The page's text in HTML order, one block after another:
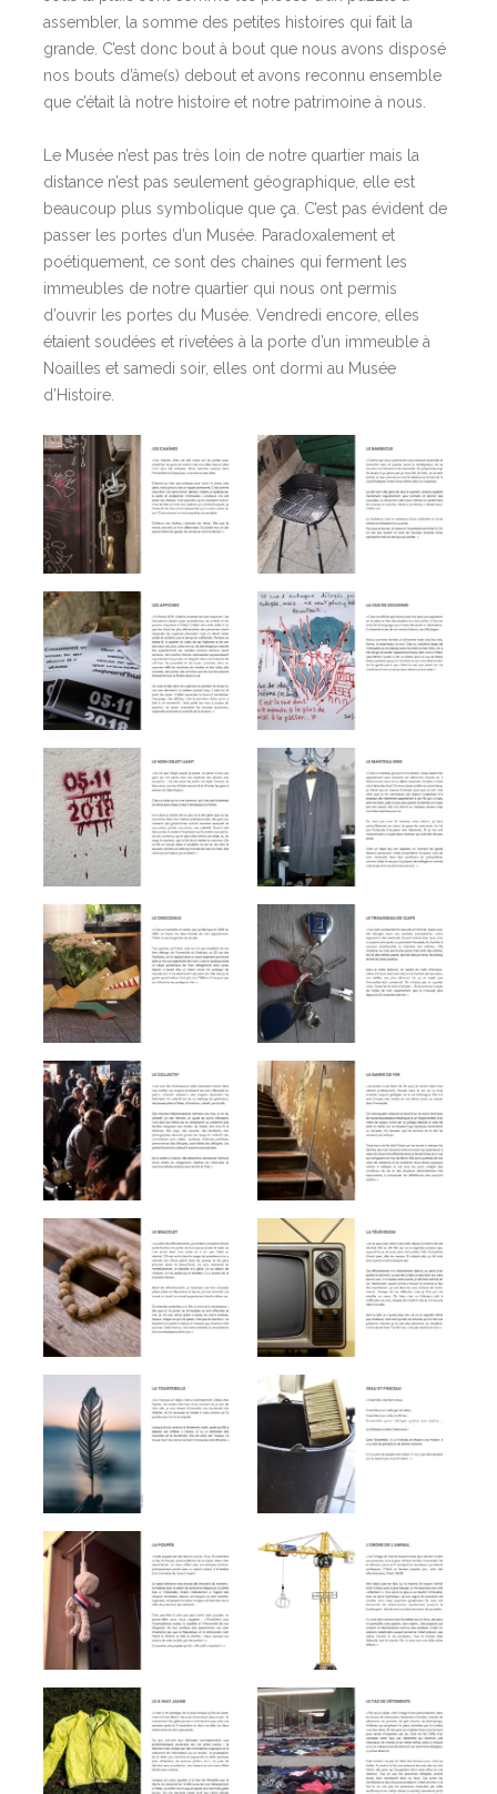
assembler, la somme des petites histoires qui fait la
grande. C’est donc bout à bout que nous avons disposé
nos bouts d’âme(s) debout et avons reconnu ensemble
que c’était là notre histoire et notre patrimoine à nous.
Le Musée n’est pas très loin de notre quartier mais la
distance n’est pas seulement géographique, elle est
beaucoup plus symbolique que ça. C’est pas évident de
passer les portes d’un Musée. Paradoxalement et
poétiquement, ce sont des chaines qui ferment les
immeubles de notre quartier qui nous ont permis
d’ouvrir les portes du Musée. Vendredi encore, elles
étaient soudées et rivetées à la porte d’un immeuble à
Noailles et samedi soir, elles ont dormi au Musée
d’Histoire.